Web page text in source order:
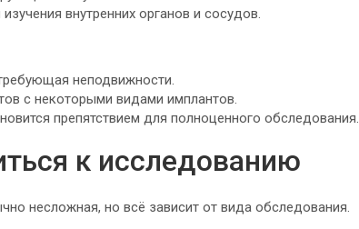
внутренних органов и сосудов.
неподвижности.
с некоторыми видами имплантов.
препятствием для полноценного обследования.
к исследованию
несложная, но всё зависит от вида обследования.